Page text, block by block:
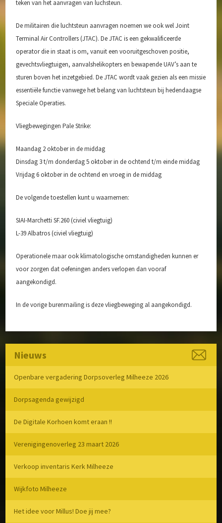
teken van het aanvragen van luchsteun.
De militairen die luchtsteun aanvragen noemen we ook wel Joint
Terminal Air Controllers (JTAC). De JTAC is een gekwalificeerde
operator die in staat is om, vanuit een vooruitgeschoven positie,
gevechtsvliegtuigen, aanvalshelikopters en bewapende UAV’s aan te
sturen boven het inzetgebied. De JTAC wordt vaak gezien als een missie
essentiële functie vanwege het belang van luchtsteun bij hedendaagse
Speciale Operaties.
Vliegbewegingen Pale Strike:
Maandag 2 oktober in de middag
Dinsdag 3 t/m donderdag 5 oktober in de ochtend t/m einde middag
Vrijdag 6 oktober in de ochtend en vroeg in de middag
De volgende toestellen kunt u waarnemen:
SIAI-Marchetti SF.260 (civiel vliegtuig)
L-39 Albatros (civiel vliegtuig)
Operationele maar ook klimatologische omstandigheden kunnen er
voor zorgen dat oefeningen anders verlopen dan vooraf
aangekondigd.
In de vorige burenmailing is deze vliegbeweging al aangekondigd.
Nieuws
Openbare vergadering Dorpsoverleg Milheeze 2026
Dorpsagenda gewijzigd
De Digitale Korhoen komt eraan !!
Verenigingenoverleg 23 maart 2026
Verkoop inventaris Kerk Milheeze
Wijkfoto Milheeze
Het idee voor Millus! Doe jij mee?